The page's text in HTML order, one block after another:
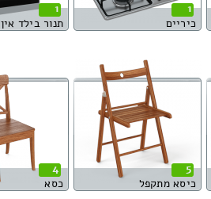
1
כיריים
1
תנור בילד אין
5
כיסא מתקפל
4
כסא